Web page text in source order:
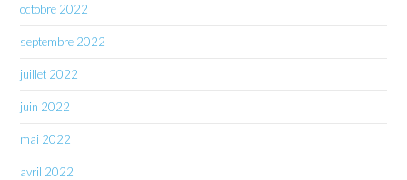
octobre 2022
septembre 2022
juillet 2022
juin 2022
mai 2022
avril 2022